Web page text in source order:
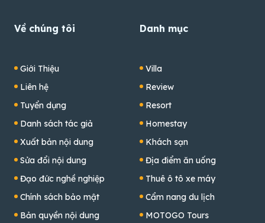
Về chúng tôi
Giới Thiệu
Liên hệ
Tuyển dụng
Danh sách tác giả
Xuất bản nội dung
Sửa đổi nội dung
Đạo đức nghề nghiệp
Chính sách bảo mật
Bản quyền nội dung
Danh mục
Villa
Review
Resort
Homestay
Khách sạn
Địa điểm ăn uống
Thuê ô tô xe máy
Cẩm nang du lịch
MOTOGO Tours